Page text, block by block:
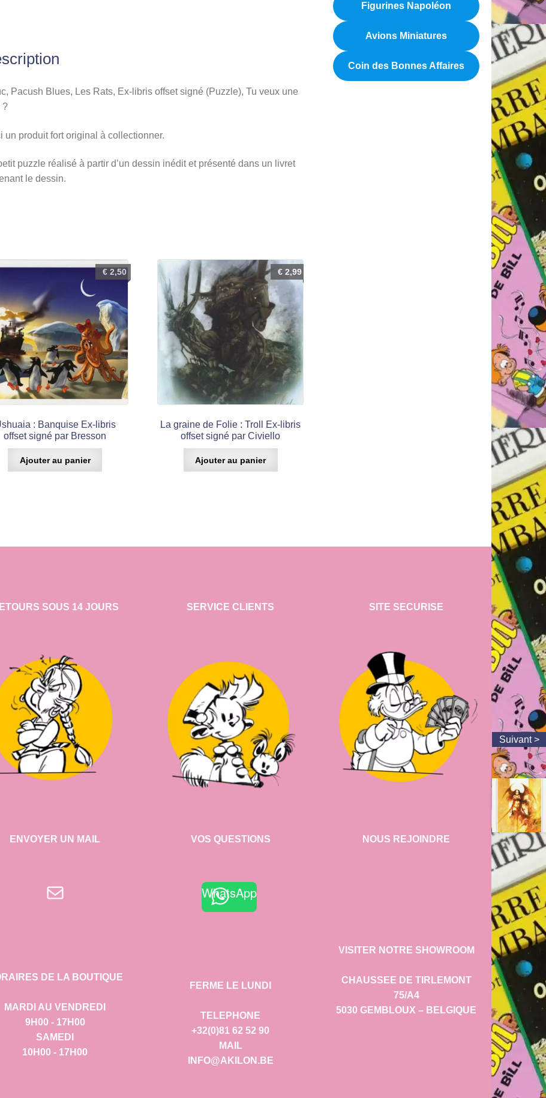
offset
(Puzzle),
une
?
Pacush Blues, Les Rats, Ex-libris offset signé (Puzzle), Tu veux une
?
un produit fort original à collectionner.
puzzle réalisé à partir d’un dessin inédit et présenté dans un livret
le dessin.
: Banquise Ex-libris
offset signé par Bresson
€2,50
Ajouter au panier
La graine de Folie : Troll Ex-libris
offset signé par Civiello
€ 2,99
Ajouter au panier
Figurines Napoléon
Avions Miniatures
Coin des Bonnes Affaires
SOUS 14 JOURS
ENVOYER UN MAIL
E-mail
DE LA BOUTIQUE
MARDI AU VENDREDI
9H00 - 17H00
SAMEDI
10H00 - 17H00
SERVICE CLIENTS
VOS QUESTIONS
WhatsApp
FERME LE LUNDI
TELEPHONE
+32(0)81 62 52 90
MAIL
INFO@AKILON.BE
SITE SECURISE
NOUS REJOINDRE
VISITER NOTRE SHOWROOM
CHAUSSEE DE TIRLEMONT
75/A4
5030 GEMBLOUX – BELGIQUE